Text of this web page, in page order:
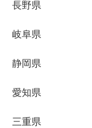
長野県
岐阜県
静岡県
愛知県
三重県